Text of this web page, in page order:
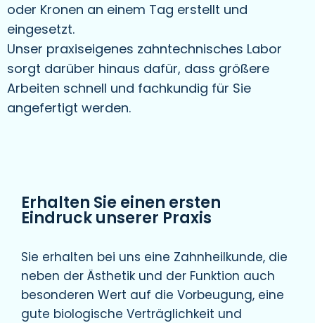
oder Kronen an einem Tag erstellt und
eingesetzt.
Unser praxiseigenes zahntechnisches Labor
sorgt darüber hinaus dafür, dass größere
Arbeiten schnell und fachkundig für Sie
angefertigt werden.
Erhalten Sie einen ersten
Eindruck unserer Praxis
Sie erhalten bei uns eine Zahnheilkunde, die
neben der Ästhetik und der Funktion auch
besonderen Wert auf die Vorbeugung, eine
gute biologische Verträglichkeit und